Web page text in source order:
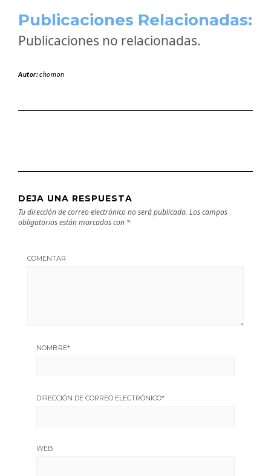
Publicaciones Relacionadas:
Publicaciones no relacionadas.
Autor:chomon
DEJA UNA RESPUESTA
Tu dirección de correo electrónico no será publicada. Los campos
obligatorios están marcados con *
COMENTAR
NOMBRE*
DIRECCIÓN DE CORREO ELECTRÓNICO*
WEB